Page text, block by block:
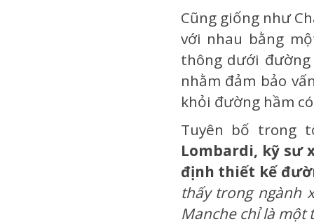
Cũng giống như
với nhau bằng
thông dưới đường
nhằm đảm bảo
khỏi đường hầm
Tuyên bố trong
Lombardi, kỹ sư
định thiết kế
thấy trong ngành
Manche chỉ là một